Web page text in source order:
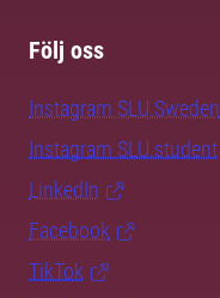
Följ oss
Instagram SLU.Sweden
Instagram SLU.student
LinkedIn
Facebook
TikTok